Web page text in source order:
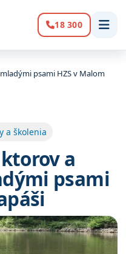
Volanie:
18 300
psami HZS v Malom
a školenia
a
psami